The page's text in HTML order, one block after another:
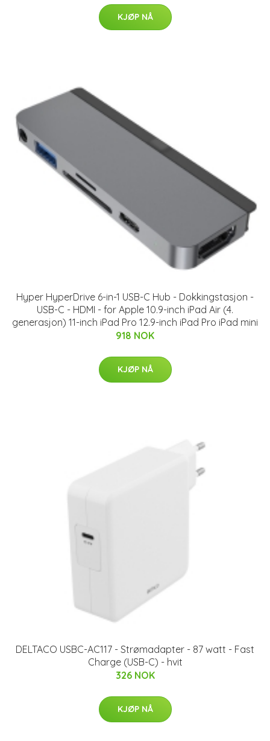
KJØP NÅ
Hyper HyperDrive 6-in-1 USB-C Hub - Dokkingstasjon -
USB-C - HDMI - for Apple 10.9-inch iPad Air (4.
generasjon) 11-inch iPad Pro 12.9-inch iPad Pro iPad mini
918 NOK
KJØP NÅ
DELTACO USBC-AC117 - Strømadapter - 87 watt - Fast
Charge (USB-C) - hvit
326 NOK
KJØP NÅ